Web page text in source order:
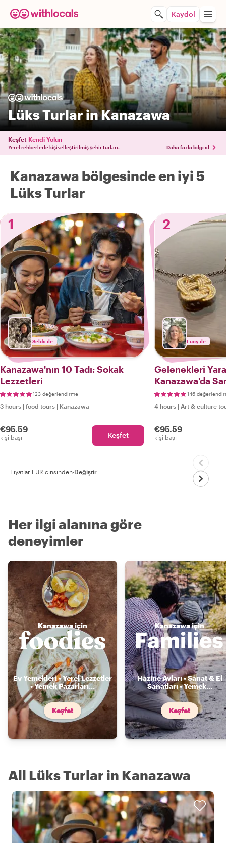
Kaydol
Lüks Turlar in Kanazawa
Keşfet Kendi Yolun
Yerel rehberlerle kişiselleştirilmiş şehir turları. Daha fazla bilgi al
Kanazawa bölgesinde en iyi 5
Lüks Turlar
1
Selda ile
Kanazawa'nın 10 Tadı: Sokak
Lezzetleri
123 değerlendirme
3 hours | food tours | Kanazawa
€95.59
kişi başı Keşfet
2
Lucy ile
Gelenekleri
Kanazawa'da
Geçtiği Bir Tur
146
4 hours | Art & culture
€95.59
kişi başı
Fiyatlar EUR cinsinden·Değiştir
Her ilgi alanına göre
deneyimler
Kanazawa için
Ev Yemekleri • Yerel Lezzetler
• Yemek Pazarları...
Keşfet
Kanazawa için
Hazine Avları • Sanat & El
Sanatları • Yemek...
Keşfet
All Lüks Turlar in Kanazawa